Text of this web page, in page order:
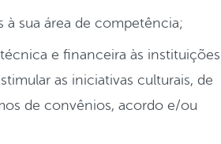
à sua área de competência;
e financeira às instituições
as iniciativas culturais, de
de convênios, acordo e/ou